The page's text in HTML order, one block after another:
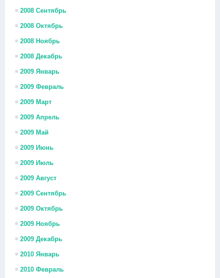
2008 Сентябрь
2008 Октябрь
2008 Ноябрь
2008 Декабрь
2009 Январь
2009 Февраль
2009 Март
2009 Апрель
2009 Май
2009 Июнь
2009 Июль
2009 Август
2009 Сентябрь
2009 Октябрь
2009 Ноябрь
2009 Декабрь
2010 Январь
2010 Февраль